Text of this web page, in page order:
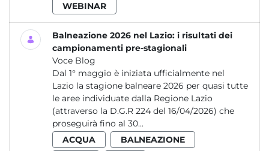
WEBINAR
Balneazione 2026 nel Lazio: i risultati dei
campionamenti pre-stagionali
Voce Blog
Dal 1° maggio è iniziata ufficialmente nel
Lazio la stagione balneare 2026 per quasi tutte
le aree individuate dalla Regione Lazio
(attraverso la D.G.R 224 del 16/04/2026) che
proseguirà fino al 30...
ACQUA
BALNEAZIONE